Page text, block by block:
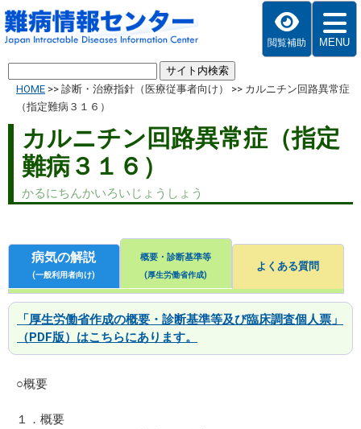
閲覧補助 MENU
HOME >> 診断・治療指針（医療従事者向け） >> カルニチン回路異常症
（指定難病３１６）
カルニチン回路異常症（指定
難病３１６）
かるにちんかいろいじょうしょう
病気の解説
(一般利用者向け)
概要・診断基準等
(厚生労働省作成)
よくある質問
「厚生労働省作成の概要・診断基準等及び臨床調査個人票」
（PDF版）はこちらにあります。
○概要
１．概要